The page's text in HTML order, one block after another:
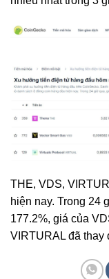
THE, VDS,
hiện nay. Trong 24
177.2%, giá của
VIRTURAL đã thay